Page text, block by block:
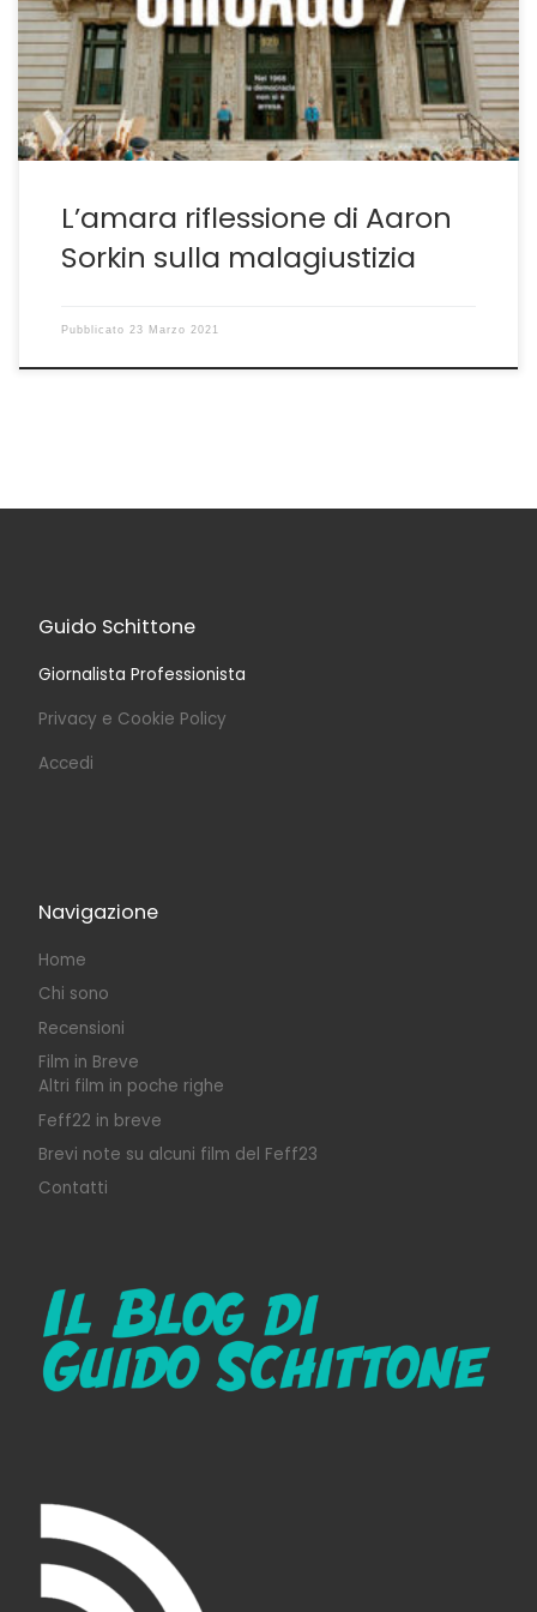
Mark Rylance, rampugna nella prima parte de Il
Processo ai Chicago 7 il suo << cliente >> Abbie
Hoffman, l’impareggiabile Sacha Baron Cohen che
aveva […]
L’amara riflessione di Aaron
Sorkin sulla malagiustizia
Pubblicato 23 Marzo 2021
Guido Schittone
Giornalista Professionista
Privacy e Cookie Policy
Accedi
Navigazione
Home
Chi sono
Recensioni
Film in Breve
Altri film in poche righe
Feff22 in breve
Brevi note su alcuni film del Feff23
Contatti